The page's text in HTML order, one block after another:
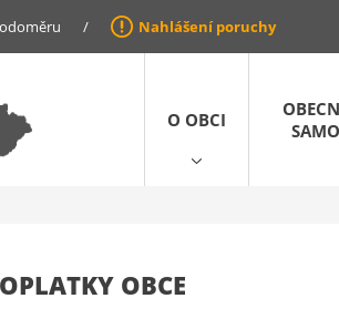
/ Nahlášení poruchy
O OBCI
OBCE